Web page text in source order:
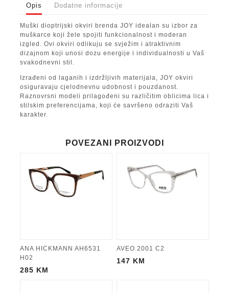
Opis Dodatne informacije
Muški dioptrijski okviri brenda JOY idealan su izbor za
muškarce koji žele spojiti funkcionalnost i moderan
izgled. Ovi okviri odlikuju se svježim i atraktivnim
dizajnom koji unosi dozu energije i individualnosti u Vaš
svakodnevni stil.
Izrađeni od laganih i izdržljivih materijala, JOY okviri
osiguravaju cjelodnevnu udobnost i pouzdanost.
Raznovrsni modeli prilagođeni su različitim oblicima lica i
stilskim preferencijama, koji će savršeno odraziti Vaš
karakter.
POVEZANI PROIZVODI
ANA HICKMANN AH6531
H02
285 KM
AVEO 2001 C2
147 KM